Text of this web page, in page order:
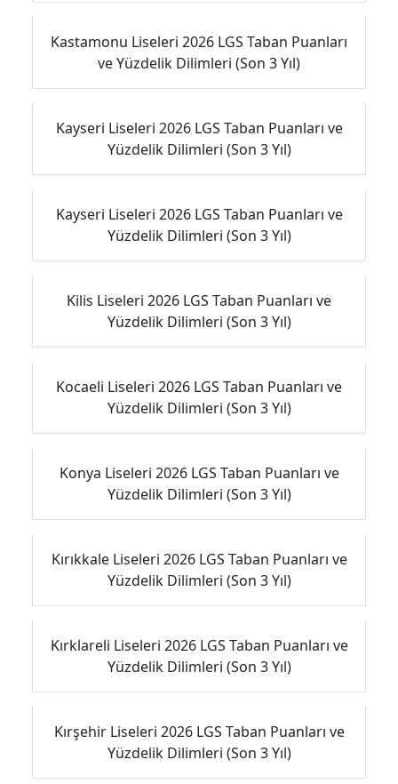
Kastamonu Liseleri 2026 LGS Taban Puanları
ve Yüzdelik Dilimleri (Son 3 Yıl)
Kayseri Liseleri 2026 LGS Taban Puanları ve
Yüzdelik Dilimleri (Son 3 Yıl)
Kayseri Liseleri 2026 LGS Taban Puanları ve
Yüzdelik Dilimleri (Son 3 Yıl)
Kilis Liseleri 2026 LGS Taban Puanları ve
Yüzdelik Dilimleri (Son 3 Yıl)
Kocaeli Liseleri 2026 LGS Taban Puanları ve
Yüzdelik Dilimleri (Son 3 Yıl)
Konya Liseleri 2026 LGS Taban Puanları ve
Yüzdelik Dilimleri (Son 3 Yıl)
Kırıkkale Liseleri 2026 LGS Taban Puanları ve
Yüzdelik Dilimleri (Son 3 Yıl)
Kırklareli Liseleri 2026 LGS Taban Puanları ve
Yüzdelik Dilimleri (Son 3 Yıl)
Kırşehir Liseleri 2026 LGS Taban Puanları ve
Yüzdelik Dilimleri (Son 3 Yıl)